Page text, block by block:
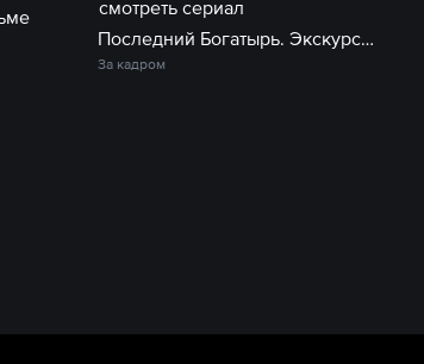
Последний Богатырь. Экскурсия по Белогорью
За кадром